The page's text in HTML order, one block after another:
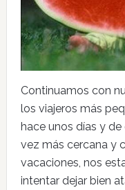
Continuamos con
los viajeros más
hace unos días y
vez más cercana y
vacaciones, nos
intentar dejar bien